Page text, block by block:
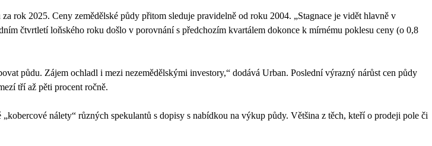
rok 2025. Ceny zemědělské půdy přitom sleduje pravidelně od roku 2004. „Stagnace je vidět hlavně v
čtvrtletí loňského roku došlo v porovnání s předchozím kvartálem dokonce k mírnému poklesu ceny (o 0,8
půdu. Zájem ochladl i mezi nezemědělskými investory,“ dodává Urban. Poslední výrazný nárůst cen půdy
tří až pěti procent ročně.
nálety“ různých spekulantů s dopisy s nabídkou na výkup půdy. Většina z těch, kteří o prodeji pole či